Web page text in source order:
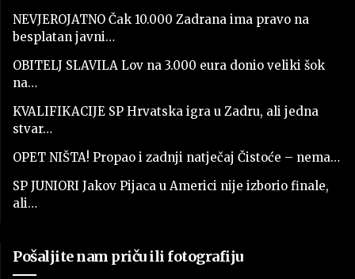
NEVJEROJATNO Čak 10.000 Zadrana ima pravo na
besplatan javni…
OBITELJ SLAVILA Lov na 3.000 eura donio veliki šok
na…
KVALIFIKACIJE SP Hrvatska igra u Zadru, ali jedna
stvar…
OPET NIŠTA! Propao i zadnji natječaj Čistoće – nema…
SP JUNIORI Jakov Pijaca u Americi nije izborio finale,
ali…
Pošaljite nam priču ili fotografiju